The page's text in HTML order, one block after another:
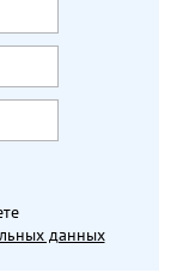
данных